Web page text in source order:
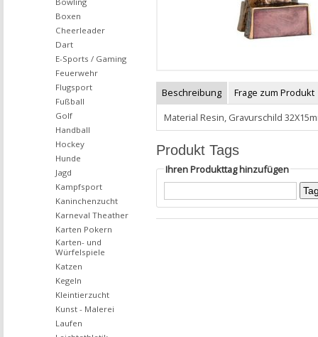
Beschreibung
Frage zum Produkt
Material Resin, Gravurschild
Produkt Tags
Ihren Produkttag hinzufügen
Boxen
Cheerleader
Dart
E-Sports / Gaming
Feuerwehr
Flugsport
Fußball
Golf
Handball
Hockey
Hunde
Jagd
Kampfsport
Kaninchenzucht
Karneval Theather
Karten Pokern
Karten- und
Würfelspiele
Katzen
Kegeln
Kleintierzucht
Kunst - Malerei
Laufen